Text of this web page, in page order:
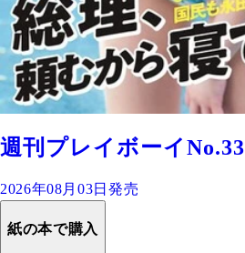
週刊プレイボーイNo.33
2026年08月03日発売
紙の本で購入